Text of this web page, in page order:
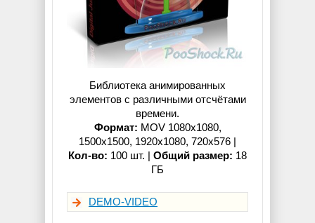
Библиотека анимированных
элементов с различными отсчётами
времени.
Формат: MOV 1080x1080,
1500x1500, 1920x1080, 720x576 |
Кол-во: 100 шт. | Общий размер: 18
ГБ
DEMO-VIDEO